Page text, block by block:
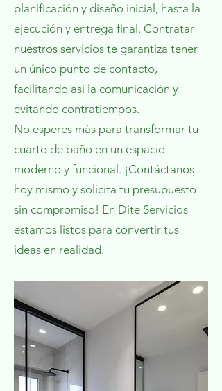
planificación y diseño inicial, hasta la
ejecución y entrega final. Contratar
nuestros servicios te garantiza tener
un único punto de contacto,
facilitando así la comunicación y
evitando contratiempos.
No esperes más para transformar tu
cuarto de baño en un espacio
moderno y funcional. ¡Contáctanos
hoy mismo y solicita tu presupuesto
sin compromiso! En Dite Servicios
estamos listos para convertir tus
ideas en realidad.